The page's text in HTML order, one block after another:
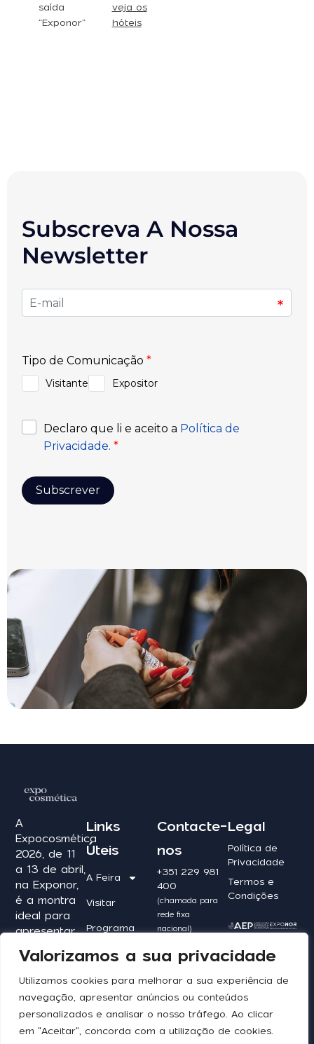
Valorizamos a sua privacidade
Utilizamos cookies para melhorar a sua experiência de
navegação, apresentar anúncios ou conteúdos
personalizados e analisar o nosso tráfego. Ao clicar
em "Aceitar", concorda com a utilização de cookies.
saída
“Exponor”
veja os
hóteis
Subscreva A Nossa
Newsletter
A
Expocosmética
2026, de 11
a 13 de abril,
na Exponor,
é a montra
ideal para
apresentar
produtos,
captar
novos
clientes e
se no centro
Links
Úteis
A Feira
Visitar
Programa
Beauty
Contactos
Contacte-
nos
+351 229 981
400
(chamada para
rede fixa
nacional)
expocosmetica@exponor.pt
Redes
Sociais
Legal
Política de
Privacidade
Termos e
Condições